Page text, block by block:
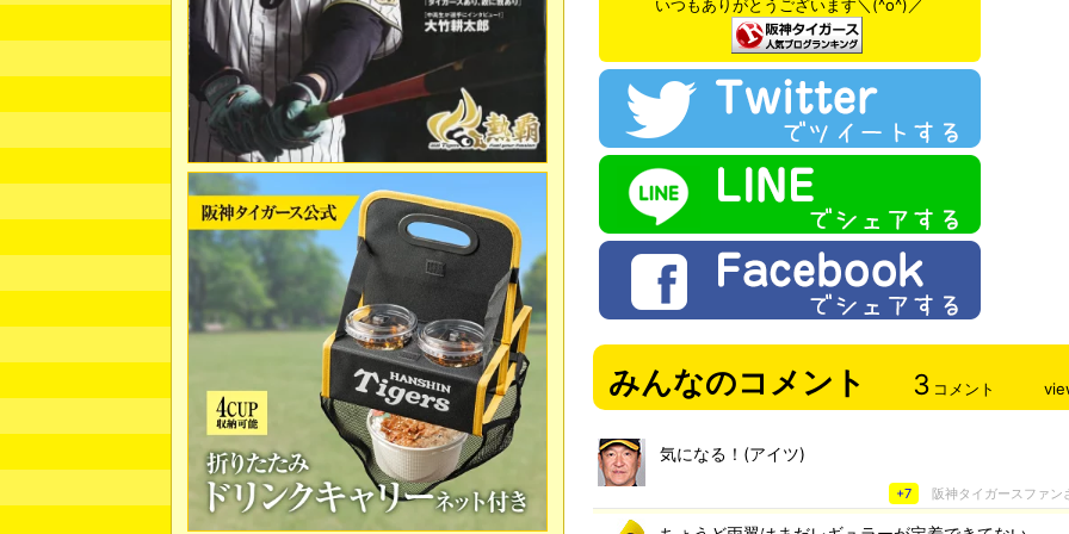
いつもありがとうございます＼(^o^)／
みんなのコメント 3 コメント
気になる！(アイツ)
+7 阪神タイガースファン